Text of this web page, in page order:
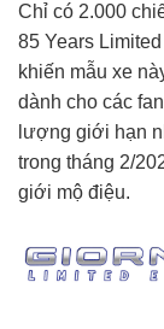
Chỉ có 2.000
85 Years
khiến mẫu xe
dành cho các
lượng giới hạn
trong tháng 2/
giới mộ điệu.